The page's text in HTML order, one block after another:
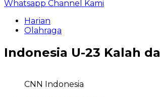
Whatsapp Channel Kami
Harian
Olahraga
Indonesia U-23 Kalah
CNN Indonesia